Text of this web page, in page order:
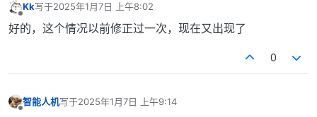
离线
Kk写于2025年1月7日 上午8:02
最后由 编辑
好的，这个情况以前修正过一次，现在又出现了
0
智能人机写于2025年1月7日 上午9:14
最后由 编辑